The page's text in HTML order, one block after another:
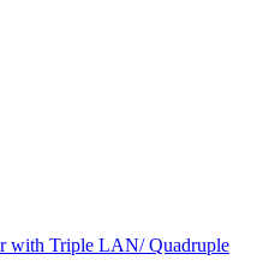
with Triple LAN/ Quadruple